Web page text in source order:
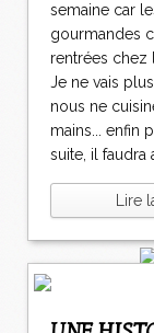
semaine car
gourmandes
rentrées chez
Je ne vais
nous ne
mains... enfin
suite, il faudra
Lire